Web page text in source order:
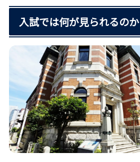
入試では何が見られるのか